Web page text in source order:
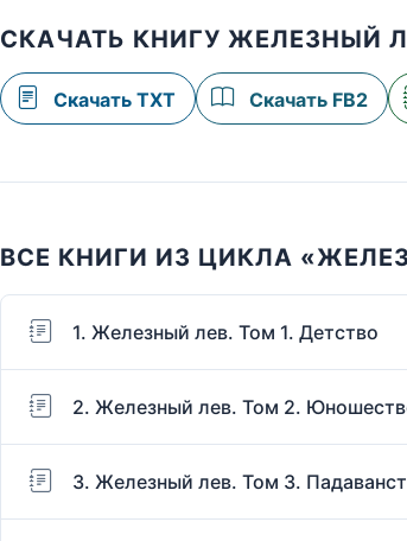
СКАЧАТЬ КНИГУ ЖЕЛЕЗНЫЙ
Скачать TXT Скачать FB2
ВСЕ КНИГИ ИЗ ЦИКЛА
1. Железный лев. Том 1. Детство
2. Железный лев. Том 2.
3. Железный лев. Том 3.